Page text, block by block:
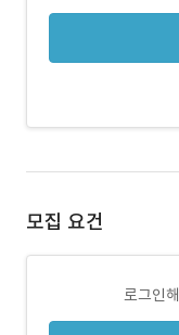
모집 요건
로그인